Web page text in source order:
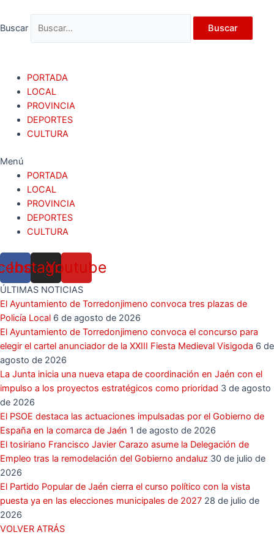
contenido
Buscar Buscar
PORTADA
LOCAL
PROVINCIA
DEPORTES
CULTURA
Menú
PORTADA
LOCAL
PROVINCIA
DEPORTES
CULTURA
Instagram
Youtube
ÚLTIMAS NOTICIAS
El Ayuntamiento de Torredonjimeno convoca tres plazas de
Policía Local 6 de agosto de 2026
El Ayuntamiento de Torredonjimeno convoca el concurso para
elegir el cartel anunciador de la XXIII Fiesta Medieval Visigoda 6 de
agosto de 2026
La Junta inicia una nueva etapa de coordinación en Jaén con el
impulso a los proyectos estratégicos como prioridad 3 de agosto
de 2026
El PSOE destaca las actuaciones impulsadas por el Gobierno de
España en la comarca de Jaén 1 de agosto de 2026
El tosiriano Francisco Javier Carazo asume la Delegación de
Empleo tras la remodelación del Gobierno andaluz 30 de julio de
2026
El Partido Popular de Jaén cierra el curso político con la vista
puesta ya en las elecciones municipales de 2027 28 de julio de
2026
VOLVER ATRÁS